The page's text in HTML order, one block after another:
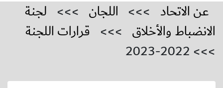
عن الاتحاد >>> اللجان >>> لجنة
الانضباط والأخلاق >>> قرارات اللجنة
>>> 2022-2023